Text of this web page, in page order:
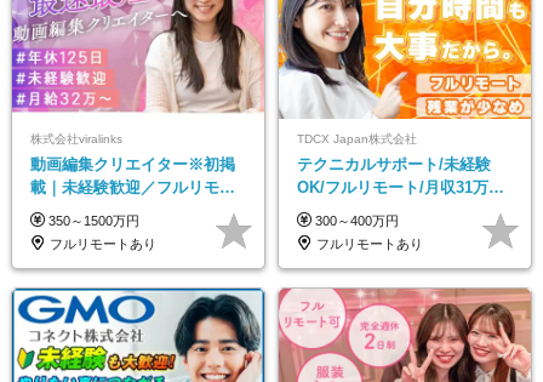
株式会社viralinks
動画編集クリエイター※初掲
載｜未経験歓迎／フルリモー
トOK／月給32万＋賞与
350～1500万円
フルリモートあり
TDCX Japan株式会社
テクニカルサポート/未経験
OK/フルリモート/月収31万円
可/月最大3万のインセンティ
ブ支給/平均年齢33歳
300～400万円
フルリモートあり